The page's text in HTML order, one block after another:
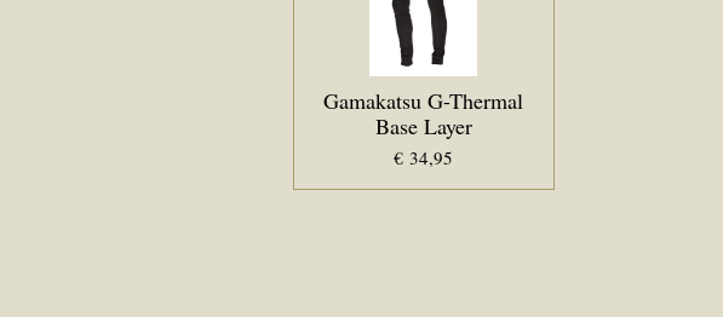
Gamakatsu G-Thermal
Base Layer
€ 34,95